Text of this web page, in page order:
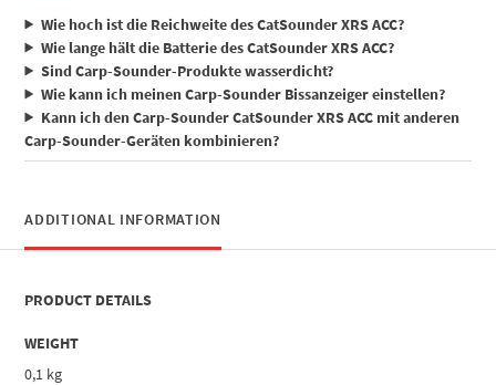
Wie hoch ist die Reichweite des CatSounder XRS ACC?
Wie lange hält die Batterie des CatSounder XRS ACC?
Sind Carp-Sounder-Produkte wasserdicht?
Wie kann ich meinen Carp-Sounder Bissanzeiger einstellen?
Kann ich den Carp-Sounder CatSounder XRS ACC mit anderen
Carp-Sounder-Geräten kombinieren?
ADDITIONAL INFORMATION
PRODUCT DETAILS
WEIGHT
0,1 kg